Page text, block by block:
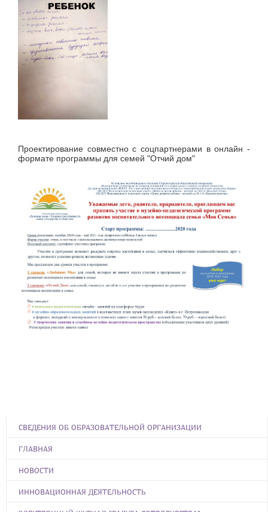
Проектирование совместно с соцпартнерами в онлайн -
формате программы для семей "Отчий дом"
СВЕДЕНИЯ ОБ ОБРАЗОВАТЕЛЬНОЙ ОРГАНИЗАЦИИ
ГЛАВНАЯ
НОВОСТИ
ИННОВАЦИОННАЯ ДЕЯТЕЛЬНОСТЬ